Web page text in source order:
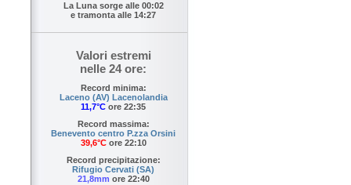
La Luna sorge alle 00:02
e tramonta alle 14:27
Valori estremi
nelle 24 ore:
Record minima:
Laceno (AV) Lacenolandia
11,7°C ore 22:35
Record massima:
Benevento centro P.zza Orsini
39,6°Core 22:10
Record precipitazione:
Rifugio Cervati (SA)
21,8mm ore 22:40